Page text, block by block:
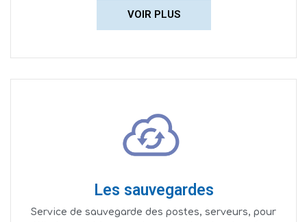
VOIR PLUS
Les sauvegardes
Service de sauvegarde des postes, serveurs, pour